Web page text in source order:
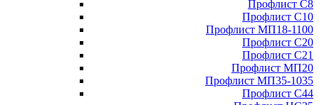
Профлист С8
Профлист С10
Профлист МП18-1100
Профлист С20
Профлист С21
Профлист МП20
Профлист МП35-1035
Профлист С44